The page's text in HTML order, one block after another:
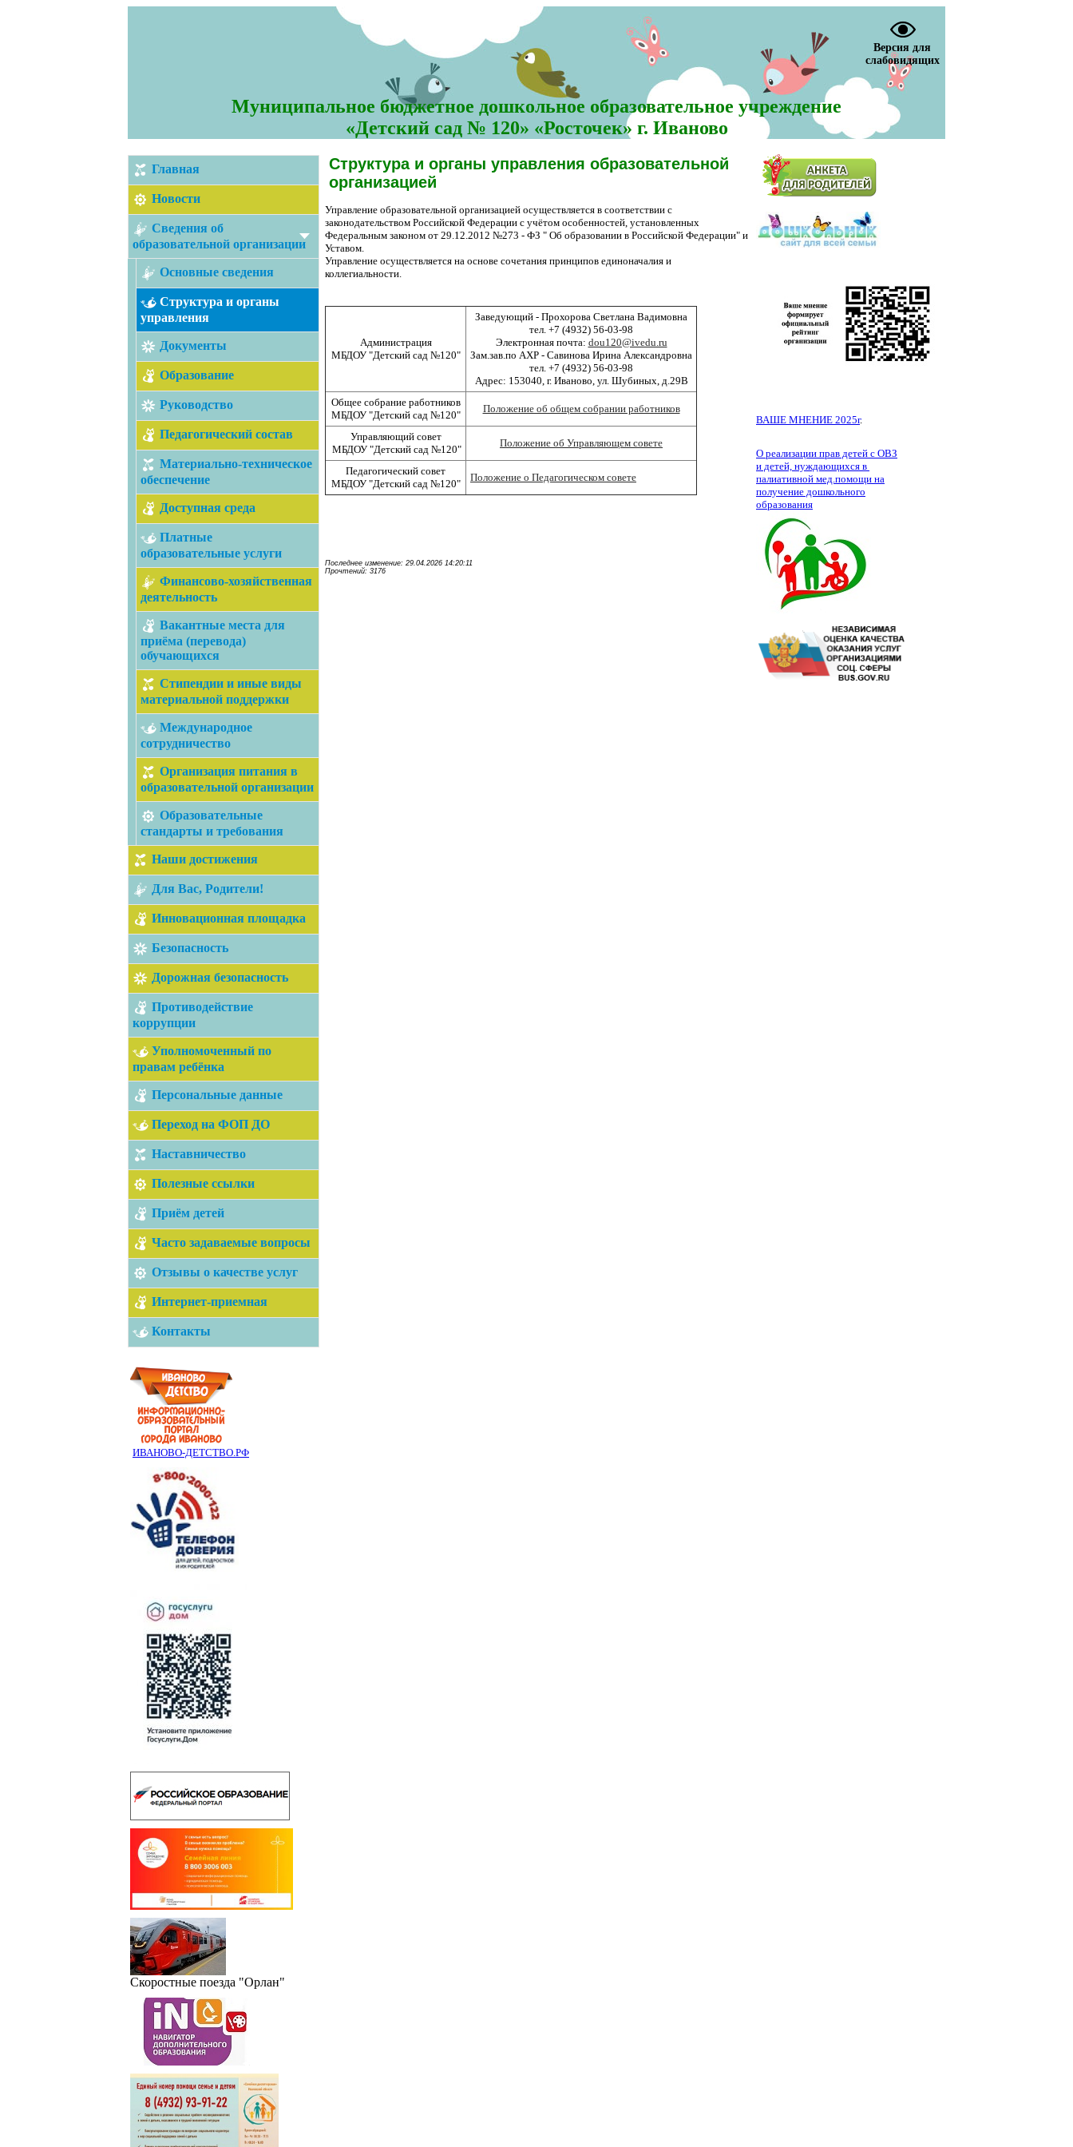
Версия для
слабовидящих
Муниципальное бюджетное дошкольное образовательное учреждение
«Детский сад № 120» «Росточек» г. Иваново
Главная
Новости
Сведения об
образовательной организации
Основные сведения
Структура и органы
управления
Документы
Образование
Руководство
Педагогический состав
Материально-техническое
обеспечение
Доступная среда
Платные
образовательные услуги
Финансово-хозяйственная
деятельность
Вакантные места для
приёма (перевода)
обучающихся
Стипендии и иные виды
материальной поддержки
Международное
сотрудничество
Организация питания в
образовательной организации
Образовательные
стандарты и требования
Наши достижения
Для Вас, Родители!
Инновационная площадка
Безопасность
Дорожная безопасность
Противодействие
коррупции
Уполномоченный по
правам ребёнка
Персональные данные
Переход на ФОП ДО
Наставничество
Полезные ссылки
Приём детей
Часто задаваемые вопросы
Отзывы о качестве услуг
Интернет-приемная
Контакты
ИВАНОВО-ДЕТСТВО.РФ
Скоростные поезда "Орлан"
ВАШЕ МНЕНИЕ 2025г.
О реализации прав детей с ОВЗ
и детей, нуждающихся в
палиативной мед.помощи на
получение дошкольного
образования
Структура и органы управления образовательной
организацией
Управление образовательной организацией осуществляется в соответствии с
законодательством Российской Федерации с учётом особенностей, установленных
Федеральным законом от 29.12.2012 №273 - ФЗ " Об образовании в Российской Федерации" и
Уставом.
Управление осуществляется на основе сочетания принципов единоначалия и
коллегиальности.
Администрация
МБДОУ "Детский сад №120"
Заведующий - Прохорова Светлана Вадимовна
тел. +7 (4932) 56-03-98
Электронная почта: dou120@ivedu.ru
Зам.зав.по АХР - Савинова Ирина Александровна
тел. +7 (4932) 56-03-98
Адрес: 153040, г. Иваново, ул. Шубиных, д.29В
Общее собрание работников
МБДОУ "Детский сад №120"
Положение об общем собрании работников
Управляющий совет
МБДОУ "Детский сад №120"
Положение об Управляющем совете
Педагогический совет
МБДОУ "Детский сад №120"
Положение о Педагогическом совете
Последнее изменение: 29.04.2026 14:20:11
Прочтений: 3176